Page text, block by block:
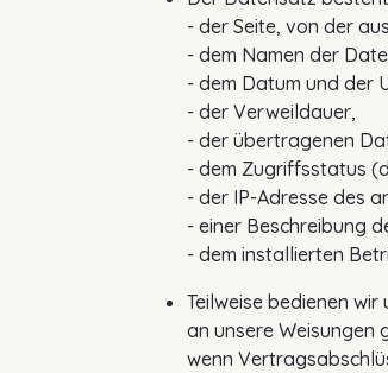
- der Seite, von der
- dem Namen der
- dem Datum und der
- der Verweildauer,
- der übertragenen
- dem Zugriffsstatus
- der IP-Adresse des
- einer Beschreibung
- dem installierten
Teilweise bedienen
an unsere Weisungen
wenn